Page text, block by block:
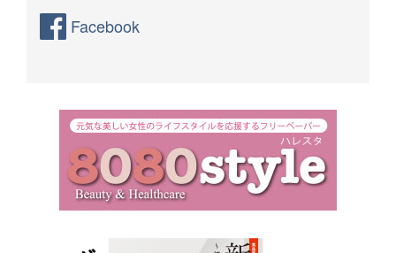
Facebook